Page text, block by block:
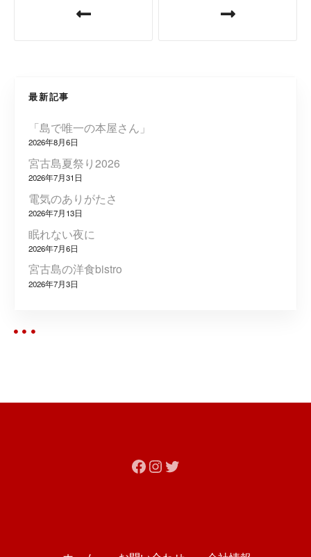
ゲ
ー
シ
ョ
ン
最新記事
「島で唯一の本屋さん」
2026年8月6日
宮古島夏祭り2026
2026年7月31日
電気のありがたさ
2026年7月13日
眠れない夜に
2026年7月6日
宮古島の洋食bistro
2026年7月3日
Facebook Instagram Twitter